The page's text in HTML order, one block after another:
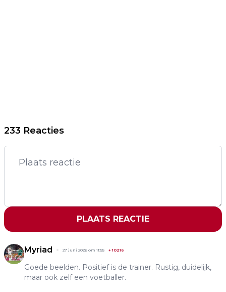
233 Reacties
PLAATS REACTIE
Myriad 27 juni 2026 om 11:55 +10216
Goede beelden. Positief is de trainer. Rustig, duidelijk,
maar ook zelf een voetballer.